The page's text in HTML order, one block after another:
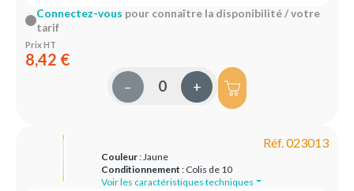
Connectez-vous pour connaître la disponibilité / votre
tarif
Prix HT
8,42 €
– +
Réf. 023013
Couleur: Jaune
Conditionnement : Colis de 10
Voir les caractéristiques techniques